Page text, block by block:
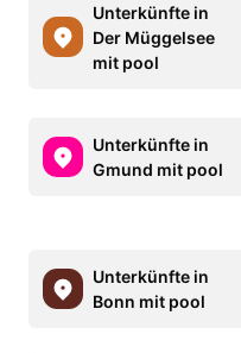
Unterkünfte in
Der Müggelsee
mit pool
Unterkünfte in
Gmund mit pool
Unterkünfte in
Bonn mit pool